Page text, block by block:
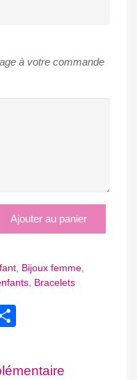
à votre commande
Ajouter au panier
Bijoux femme
,
Bracelets